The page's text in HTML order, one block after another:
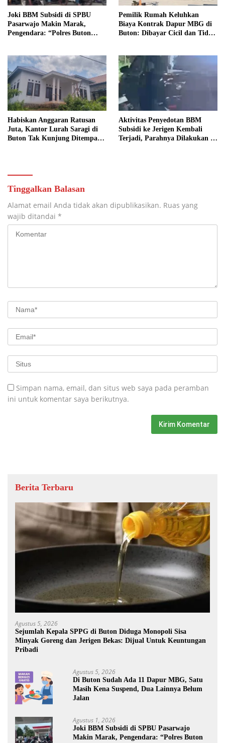
Joki BBM Subsidi di SPBU
Pasarwajo Makin Marak,
Pengendara: “Polres Buton
Pemilik Rumah Keluhkan
Biaya Kontrak Dapur MBG di
Buton: Dibayar Cicil dan Tidak
Habiskan Anggaran Ratusan
Juta, Kantor Lurah Saragi di
Buton Tak Kunjung Ditempati,
Aktivitas Penyedotan BBM
Subsidi ke Jerigen Kembali
Terjadi, Parahnya Dilakukan di
Tinggalkan Balasan
Alamat email Anda tidak akan dipublikasikan. Ruas yang
wajib ditandai *
Simpan nama, email, dan situs web saya pada peramban
ini untuk komentar saya berikutnya.
Berita Terbaru
Agustus 5, 2026
Sejumlah Kepala SPPG di Buton Diduga Monopoli Sisa
Minyak Goreng dan Jerigen Bekas: Dijual Untuk Keuntungan
Pribadi
Agustus 5, 2026
Di Buton Sudah Ada 11 Dapur MBG, Satu
Masih Kena Suspend, Dua Lainnya Belum
Jalan
Agustus 1, 2026
Joki BBM Subsidi di SPBU Pasarwajo
Makin Marak, Pengendara: “Polres Buton